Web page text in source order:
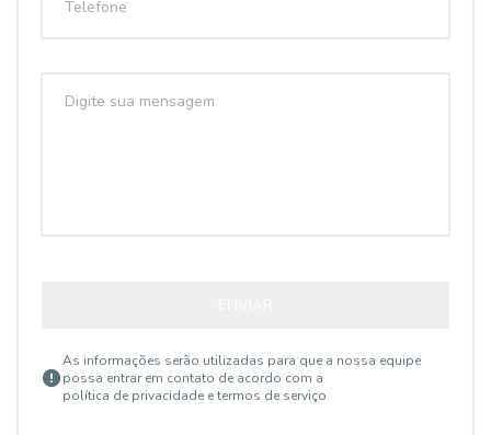
As informações serão utilizadas para que a nossa equipe
possa entrar em contato de acordo com a
política de privacidade e termos de serviço